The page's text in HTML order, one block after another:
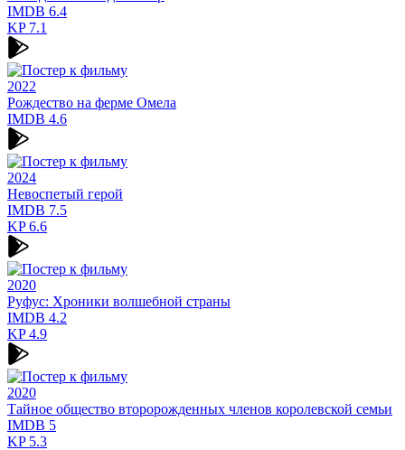
IMDB 6.4
KP7.1
2022
Рождество на ферме Омела
IMDB 4.6
2024
Невоспетый герой
IMDB 7.5
KP6.6
2020
Руфус: Хроники волшебной страны
IMDB 4.2
KP4.9
2020
Тайное общество второрожденных членов королевской семьи
IMDB 5
KP5.3